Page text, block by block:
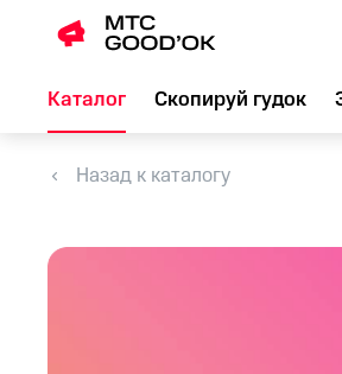
Каталог Скопируй гудок
Назад к каталогу